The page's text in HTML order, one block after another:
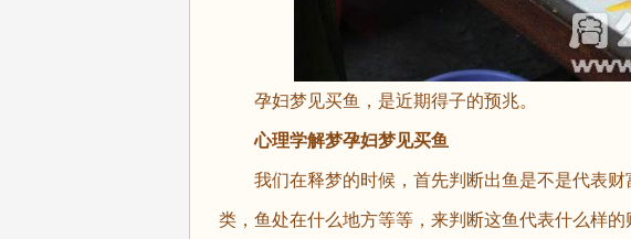
孕妇梦见买鱼，是近期得子的预兆。
心理学解梦孕妇梦见买鱼
我们在释梦的时候，首先判断出鱼是不是代表财
类，鱼处在什么地方等等，来判断这鱼代表什么样